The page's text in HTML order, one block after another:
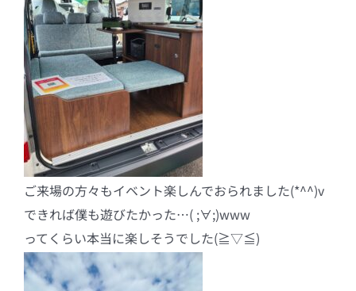
ご来場の方々もイベント楽しんでおられました(*^^)v
できれば僕も遊びたかった…( ;∀;)www
ってくらい本当に楽しそうでした(≧▽≦)